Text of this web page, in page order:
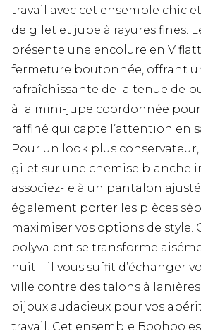
travail avec cet ensemble chic
de gilet et jupe à rayures fines.
présente une encolure en V
fermeture boutonnée, offrant
rafraîchissante de la tenue de
à la mini-jupe coordonnée
raffiné qui capte l’attention en
Pour un look plus
gilet sur une chemise blanche
associez-le à un pantalon
également porter les pièces
maximiser vos options de style.
polyvalent se transforme
nuit – il vous suffit d’échanger
ville contre des talons à
bijoux audacieux pour vos
travail. Cet ensemble Boohoo